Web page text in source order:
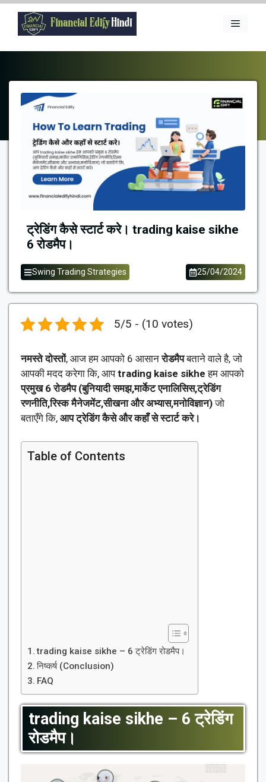
Skip
content
Menu
ट्रेडिंग कैसे स्टार्ट करे। trading kaise sikhe
6 रोडमैप।
Swing Trading Strategies 25/04/2024
5/5 - (10 votes)
नमस्ते दोस्तों, आज हम आपको 6 आसानरोडमैपबताने वाले है, जो
आपकी मदद करेगा कि, आपtrading kaise sikhe हम आपको
प्रमुख 6 रोडमैप (बुनियादी समझ,मार्केट एनालिसिस,ट्रेडिंग
रणनीति,रिस्क मैनेजमेंट,सीखना और अभ्यास,मनोविज्ञान)जो
बताएँगे कि, आप ट्रेडिंग कैसे और कहाँ से स्टार्ट करे।
Table of Contents
trading kaise sikhe – 6 ट्रेडिंग रोडमैप।
निष्कर्ष (Conclusion)
FAQ
trading kaise sikhe – 6 ट्रेडिंग
रोडमैप।